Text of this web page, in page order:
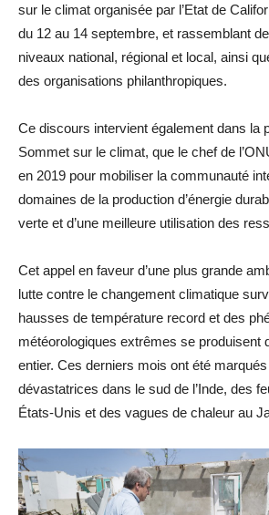
sur le climat organisée par l’Etat de
du 12 au 14 septembre, et rassemblant
niveaux national, régional et local, ainsi
des organisations philanthropiques.
Ce discours intervient également dans la
Sommet sur le climat, que le chef de
en 2019 pour mobiliser la communauté
domaines de la production d’énergie
verte et d’une meilleure utilisation des
Cet appel en faveur d’une plus grande
lutte contre le changement climatique
hausses de température record et des
météorologiques extrêmes se produisent
entier. Ces derniers mois ont été
dévastatrices dans le sud de l’Inde, des
États-Unis et des vagues de chaleur au